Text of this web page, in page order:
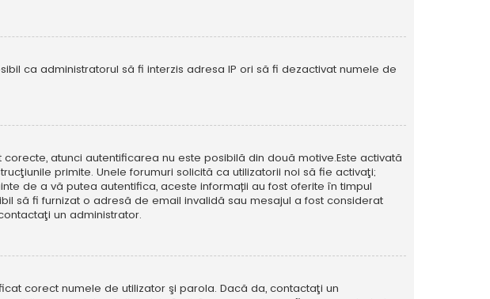
ca administratorul să fi interzis adresa IP ori să fi dezactivat numele de
atunci autentificarea nu este posibilă din două motive.Este activată
primite. Unele forumuri solicită ca utilizatorii noi să fie activaţi;
de a vă putea autentifica, aceste informații au fost oferite în timpul
să fi furnizat o adresă de email invalidă sau mesajul a fost considerat
un administrator.
corect numele de utilizator şi parola. Dacă da, contactaţi un